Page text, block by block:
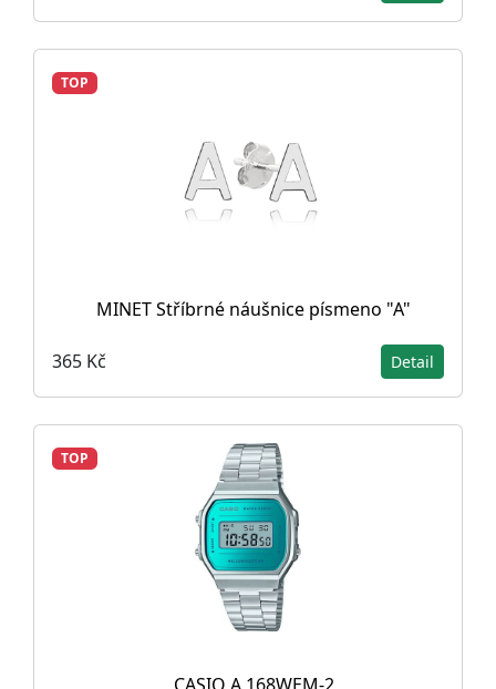
TOP
MINET Stříbrné náušnice písmeno "A"
365 Kč Detail
TOP